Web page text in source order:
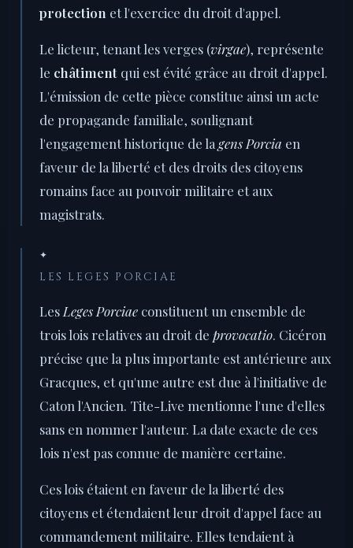
protection et l'exercice du droit d'appel.
Le licteur, tenant les verges (virgae), représente
le châtiment qui est évité grâce au droit d'appel.
L'émission de cette pièce constitue ainsi un acte
de propagande familiale, soulignant
l'engagement historique de la gens Porcia en
faveur de la liberté et des droits des citoyens
romains face au pouvoir militaire et aux
magistrats.
✦
LES LEGES PORCIAE
Les Leges Porciae constituent un ensemble de
trois lois relatives au droit de provocatio. Cicéron
précise que la plus importante est antérieure aux
Gracques, et qu'une autre est due à l'initiative de
Caton l'Ancien. Tite-Live mentionne l'une d'elles
sans en nommer l'auteur. La date exacte de ces
lois n'est pas connue de manière certaine.
Ces lois étaient en faveur de la liberté des
citoyens et étendaient leur droit d'appel face au
commandement militaire. Elles tendaient à